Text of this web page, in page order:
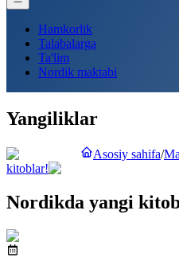
Hamkorlik
Talabalarga
Ta'lim
Nordik maktabi
Yangiliklar
Asosiy sahifa/
kitoblar!
Nordikda yangi